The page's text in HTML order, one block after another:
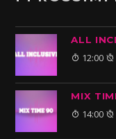
ALL
12:00
MIX
14:00